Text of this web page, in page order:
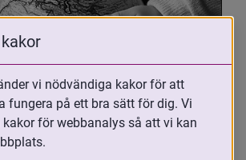
är adopterad,
eller arbetar med
vi nödvändiga kakor för att
fungera på ett bra sätt för dig. Vi
för webbanalys så att vi kan